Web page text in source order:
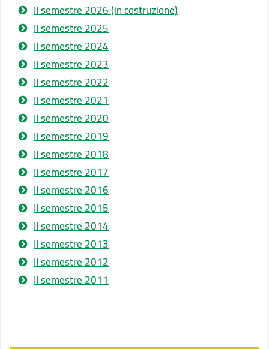
II semestre 2026 (in costruzione)
II semestre 2025
II semestre 2024
II semestre 2023
II semestre 2022
II semestre 2021
II semestre 2020
II semestre 2019
II semestre 2018
II semestre 2017
II semestre 2016
II semestre 2015
II semestre 2014
II semestre 2013
II semestre 2012
II semestre 2011